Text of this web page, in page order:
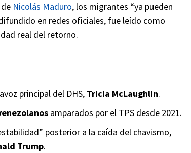
Nicolás Maduro, los migrantes “ya pueden
en redes oficiales, fue leído como
real del retorno.
principal del DHS, Tricia McLaughlin.
amparados por el TPS desde 2021.
posterior a la caída del chavismo,
Trump.